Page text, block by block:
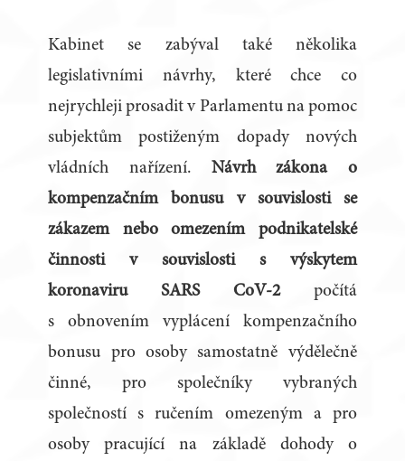
Kabinet se zabýval také několika
legislativními návrhy, které chce co
nejrychleji prosadit v Parlamentu na pomoc
subjektům postiženým dopady nových
vládních nařízení. Návrh zákona o
kompenzačním bonusu v souvislosti se
zákazem nebo omezením podnikatelské
činnosti v souvislosti s výskytem
koronaviru SARS CoV-2 počítá
s obnovením vyplácení kompenzačního
bonusu pro osoby samostatně výdělečně
činné, pro společníky vybraných
společností s ručením omezeným a pro
osoby pracující na základě dohody o